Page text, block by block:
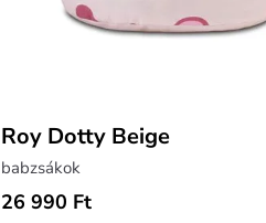
Roy Dotty Beige
babzsákok
26 990 Ft